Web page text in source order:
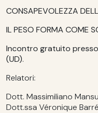
CONSAPEVOLEZZA
IL PESO FORMA COME
Incontro gratuito
(UD).
Relatori:
Dott. Massimiliano
Dott.ssa Véronique